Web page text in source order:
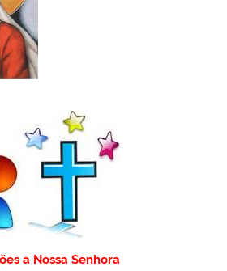
a Nossa Senhora